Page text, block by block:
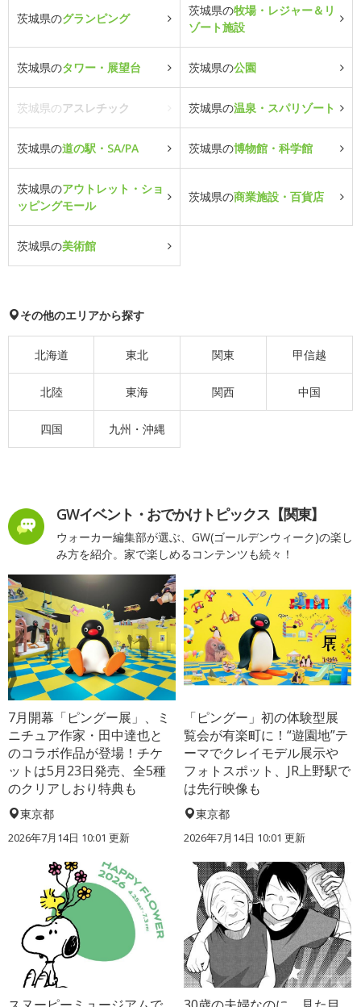
茨城県のグランピング
茨城県の牧場・レジャー＆リ
ゾート施設
茨城県のタワー・展望台 茨城県の公園
茨城県のアスレチック 茨城県の温泉・スパリゾート
茨城県の道の駅・SA/PA 茨城県の博物館・科学館
茨城県のアウトレット・ショ
ッピングモール
茨城県の商業施設・百貨店
茨城県の美術館
その他のエリアから探す
北海道 東北 関東 甲信越
北陸 東海 関西 中国
四国 九州・沖縄
GWイベント・おでかけトピックス【関東】
ウォーカー編集部が選ぶ、GW(ゴールデンウィーク)の楽し
み方を紹介。家で楽しめるコンテンツも続々！
7月開幕「ピングー展」、ミ
ニチュア作家・田中達也と
のコラボ作品が登場！チケ
ットは5月23日発売、全5種
のクリアしおり特典も
東京都
2026年7月14日 10:01 更新
「ピングー」初の体験型展
覧会が有楽町に！“遊園地”テ
ーマでクレイモデル展示や
フォトスポット、JR上野駅で
は先行映像も
東京都
2026年7月14日 10:01 更新